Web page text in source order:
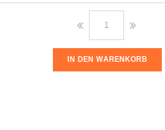
IN DEN WARENKORB